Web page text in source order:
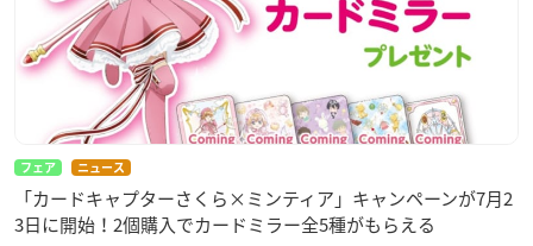
フェア ニュース
「カードキャプターさくら×ミンティア」キャンペーンが7月2
3日に開始！2個購入でカードミラー全5種がもらえる